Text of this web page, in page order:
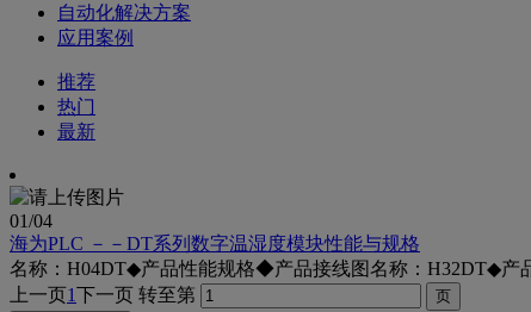
自动化解决方案
应用案例
推荐
热门
最新
01/04
海为PLC －－DT系列数字温湿度模块性能与规格
名称：H04DT◆产品性能规格◆产品接线图名称：H32DT◆产
上一页1下一页 转至第